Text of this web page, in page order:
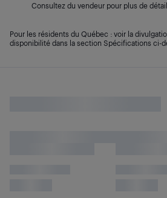
Consultez du vendeur pour plus de
Pour les résidents du Québec : voir la
disponibilité dans la section Spécifications ci-